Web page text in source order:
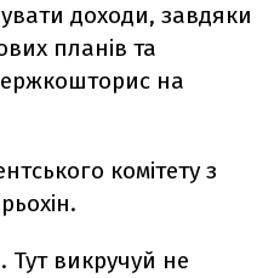
доходи, завдяки
планів та
на
комітету з
викручуй не